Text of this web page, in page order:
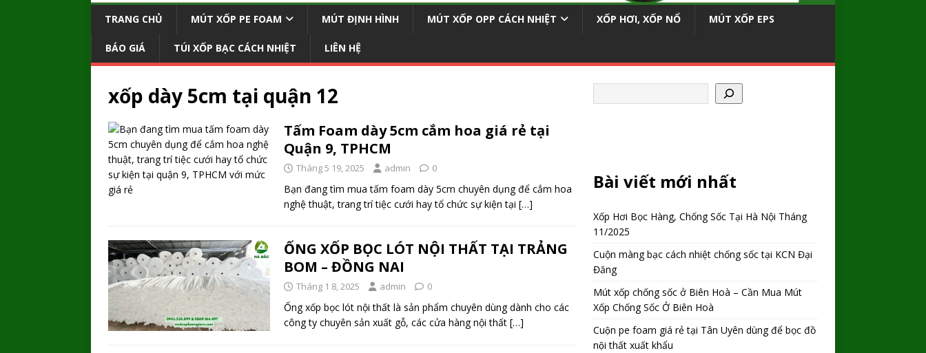
TRANG CHỦ MÚT XỐP PE FOAM MÚT ĐỊNH HÌNH MÚT XỐP OPP CÁCH NHIỆT XỐP HƠI, XỐP NỔ MÚT XỐP EPS
BÁO GIÁ TÚI XỐP BẠC CÁCH NHIỆT LIÊN HỆ
xốp dày 5cm tại quận 12
Tấm Foam dày 5cm cắm hoa giá rẻ tại
Quận 9, TPHCM
Tháng 5 19, 2025 admin 0
Bạn đang tìm mua tấm foam dày 5cm chuyên dụng để cắm hoa
nghệ thuật, trang trí tiệc cưới hay tổ chức sự kiện tại […]
ỐNG XỐP BỌC LÓT NỘI THẤT TẠI TRẢNG
BOM – ĐỒNG NAI
Tháng 1 8, 2025 admin 0
Ống xốp bọc lót nội thất là sản phẩm chuyên dùng dành cho các
công ty chuyên sản xuất gỗ, các cửa hàng nội thất […]
Bài viết mới nhất
Xốp Hơi Bọc Hàng, Chống Sốc Tại Hà Nội Tháng
11/2025
Cuộn màng bạc cách nhiệt chống sốc tại KCN Đại
Đăng
Mút xốp chống sốc ở Biên Hoà – Cần Mua Mút
Xốp Chống Sốc Ở Biên Hoà
Cuộn pe foam giá rẻ tại Tân Uyên dùng để bọc đồ
nội thất xuất khẩu